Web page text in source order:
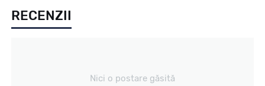
All season
RECENZII
Nici o postare găsită